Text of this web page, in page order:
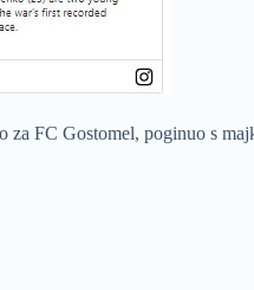
FC Gostomel, poginuo s